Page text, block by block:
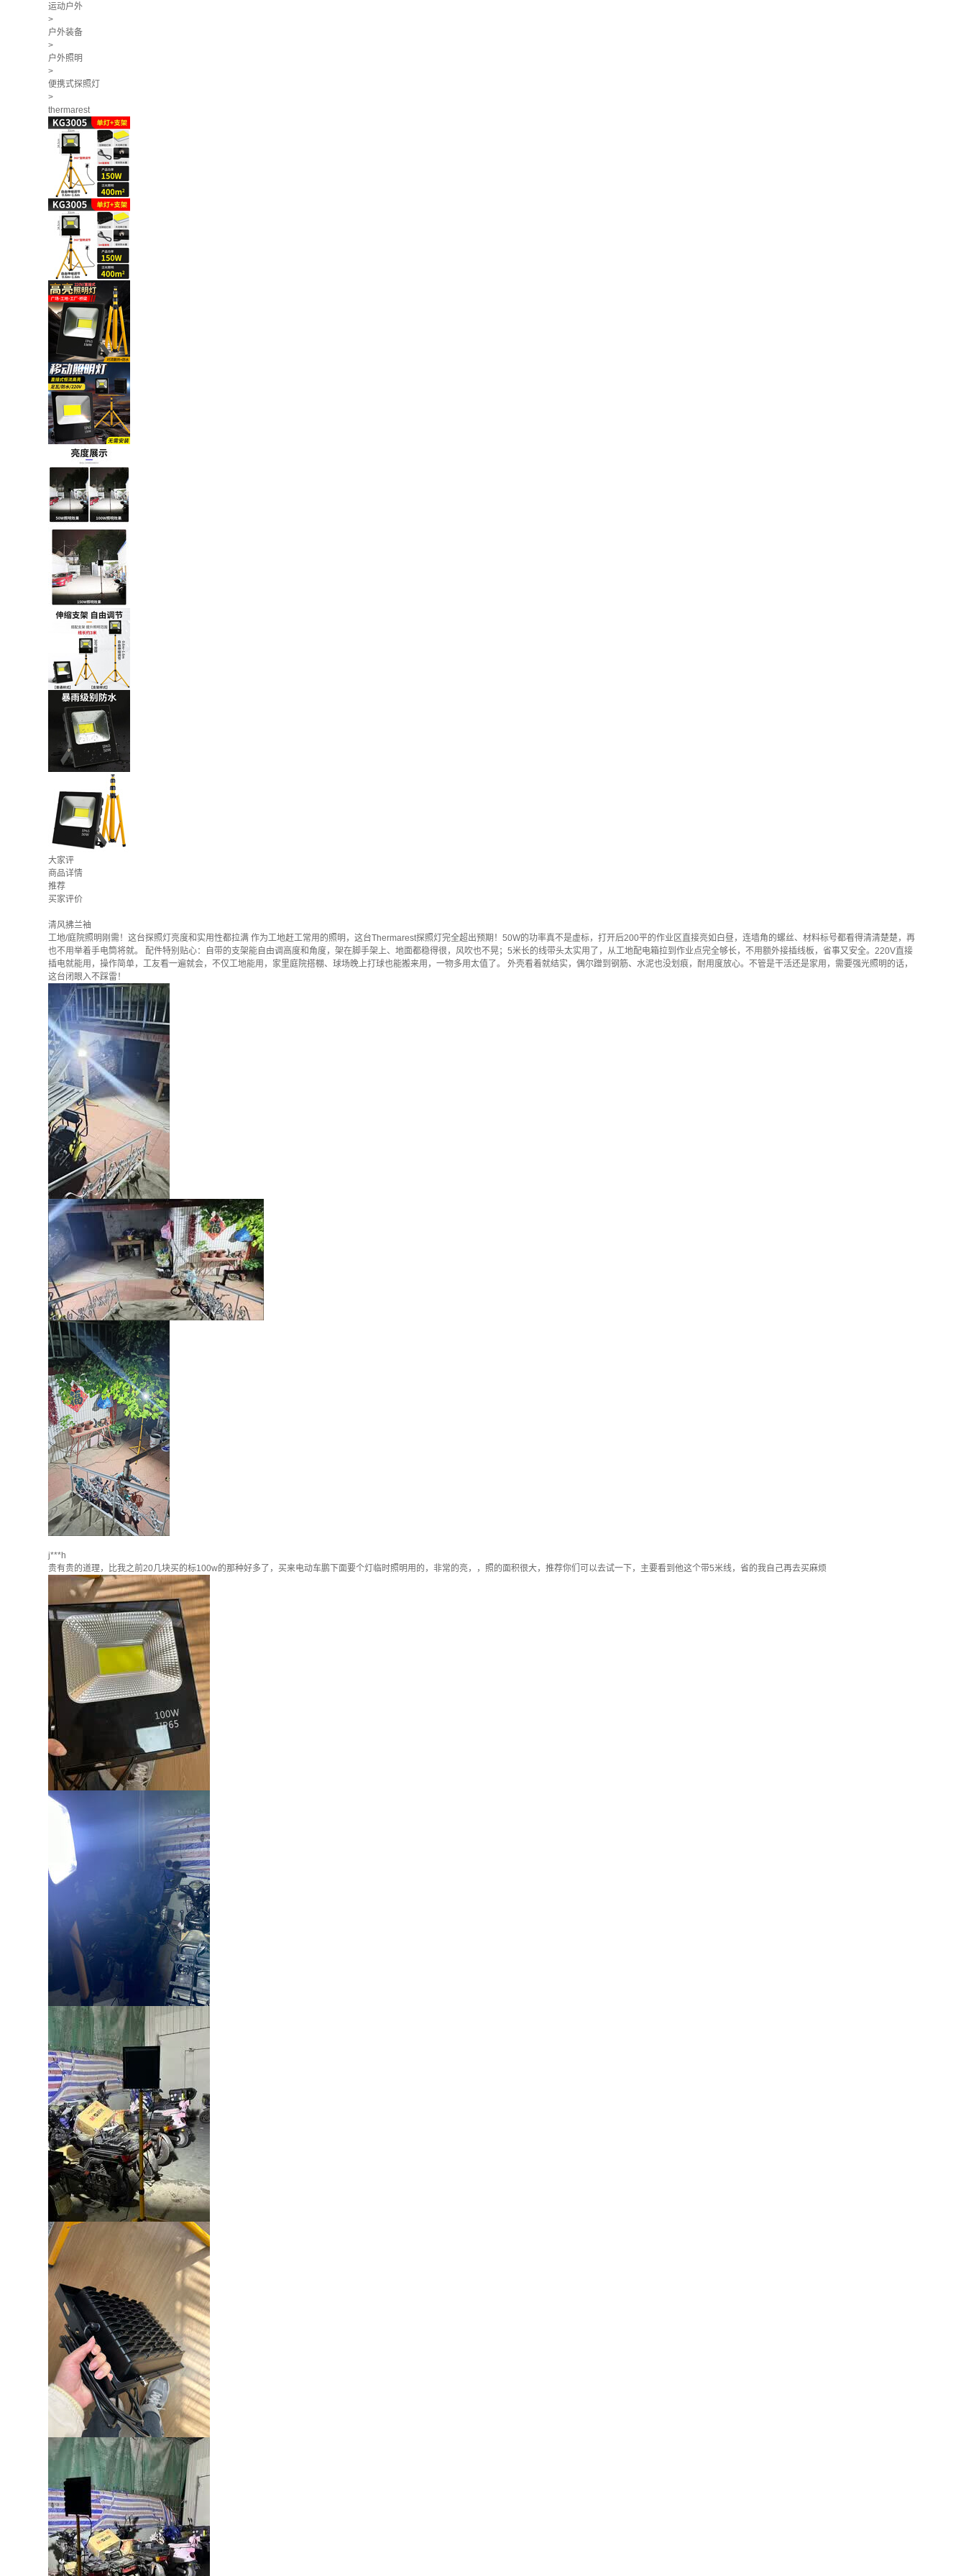
运动户外
>
户外装备
>
户外照明
>
便携式探照灯
>
thermarest
大家评
商品详情
推荐
买家评价
清风拂兰袖
工地/庭院照明刚需！这台探照灯亮度和实用性都拉满 作为工地赶工常用的照明，这台Thermarest探照灯完全超出预期！50W的功率真不是虚标，打开后200平的作业区直接亮如白昼，连墙角的螺丝、材料标号都看得清清楚楚，再
也不用举着手电筒将就。 配件特别贴心：自带的支架能自由调高度和角度，架在脚手架上、地面都稳得很，风吹也不晃；5米长的线带头太实用了，从工地配电箱拉到作业点完全够长，不用额外接插线板，省事又安全。220V直接
插电就能用，操作简单，工友看一遍就会，不仅工地能用，家里庭院搭棚、球场晚上打球也能搬来用，一物多用太值了。 外壳看着就结实，偶尔蹭到钢筋、水泥也没划痕，耐用度放心。不管是干活还是家用，需要强光照明的话，
这台闭眼入不踩雷！
j***h
贵有贵的道理，比我之前20几块买的标100w的那种好多了，买来电动车鹏下面要个灯临时照明用的，非常的亮，，照的面积很大，推荐你们可以去试一下，主要看到他这个带5米线，省的我自己再去买麻烦